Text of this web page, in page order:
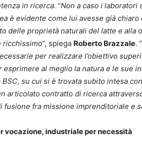
in ricerca. “Non a caso i laboratori
è evidente come lui avesse già
delle proprietà naturali del latte e alla
ricchissimo”, spiega Roberto Brazzale. “
per realizzare l’obiettivo
esprimere al meglio la natura e le sue
su cui si è trovata subito intesa
articolato contratto di ricerca
fusione fra missione imprenditoriale e
vocazione, industriale per necessità